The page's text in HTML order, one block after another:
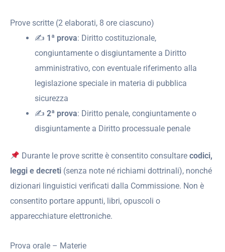
Prove scritte (2 elaborati, 8 ore ciascuno)
✍️ 1ª prova: Diritto costituzionale,
congiuntamente o disgiuntamente a Diritto
amministrativo, con eventuale riferimento alla
legislazione speciale in materia di pubblica
sicurezza
✍️2ª prova: Diritto penale, congiuntamente o
disgiuntamente a Diritto processuale penale
Durante le prove scritte è consentito consultare codici,
leggi e decreti (senza note né richiami dottrinali), nonché
dizionari linguistici verificati dalla Commissione. Non è
consentito portare appunti, libri, opuscoli o
apparecchiature elettroniche.
Prova orale – Materie